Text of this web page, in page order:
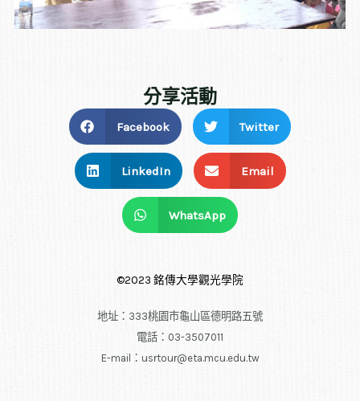
分享活動
Facebook Twitter
LinkedIn Email
WhatsApp
©2023 銘傳大學觀光學院
地址：333桃園市龜山區德明路五號
電話：03-3507011
E-mail：usrtour@eta.mcu.edu.tw